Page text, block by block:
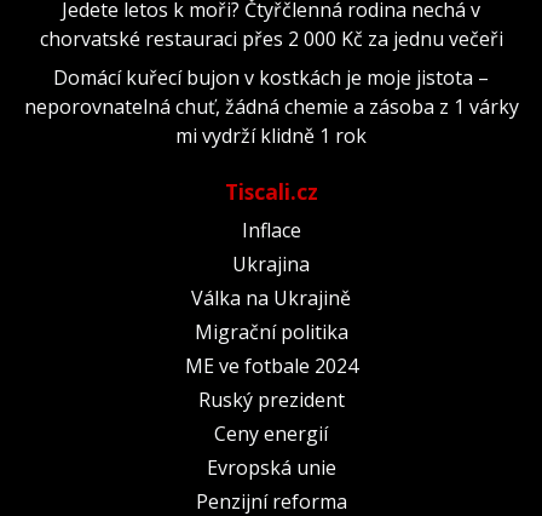
Jedete letos k moři? Čtyřčlenná rodina nechá v
chorvatské restauraci přes 2 000 Kč za jednu večeři
Domácí kuřecí bujon v kostkách je moje jistota –
neporovnatelná chuť, žádná chemie a zásoba z 1 várky
mi vydrží klidně 1 rok
Tiscali.cz
Inflace
Ukrajina
Válka na Ukrajině
Migrační politika
ME ve fotbale 2024
Ruský prezident
Ceny energií
Evropská unie
Penzijní reforma